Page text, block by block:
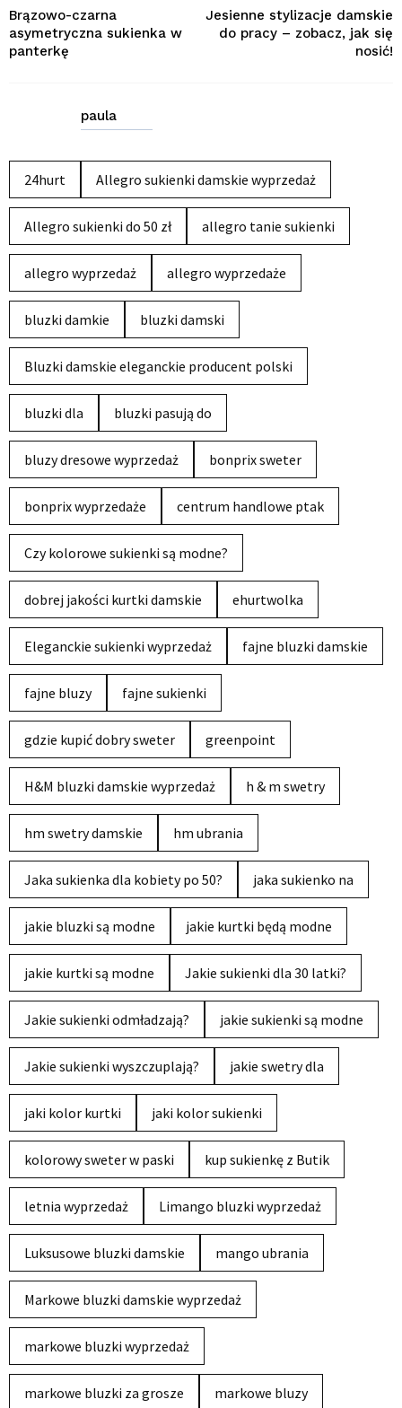
Brązowo-czarna
asymetryczna sukienka w
panterkę
Jesienne stylizacje damskie
do pracy – zobacz, jak się
nosić!
paula
24hurt Allegro sukienki damskie wyprzedaż
Allegro sukienki do 50 zł allegro tanie sukienki
allegro wyprzedaż allegro wyprzedaże
bluzki damkie bluzki damski
Bluzki damskie eleganckie producent polski
bluzki dla bluzki pasują do
bluzy dresowe wyprzedaż bonprix sweter
bonprix wyprzedaże centrum handlowe ptak
Czy kolorowe sukienki są modne?
dobrej jakości kurtki damskie ehurtwolka
Eleganckie sukienki wyprzedaż fajne bluzki damskie
fajne bluzy fajne sukienki
gdzie kupić dobry sweter greenpoint
H&M bluzki damskie wyprzedaż h & m swetry
hm swetry damskie hm ubrania
Jaka sukienka dla kobiety po 50? jaka sukienko na
jakie bluzki są modne jakie kurtki będą modne
jakie kurtki są modne Jakie sukienki dla 30 latki?
Jakie sukienki odmładzają? jakie sukienki są modne
Jakie sukienki wyszczuplają? jakie swetry dla
jaki kolor kurtki jaki kolor sukienki
kolorowy sweter w paski kup sukienkę z Butik
letnia wyprzedaż Limango bluzki wyprzedaż
Luksusowe bluzki damskie mango ubrania
Markowe bluzki damskie wyprzedaż
markowe bluzki wyprzedaż
markowe bluzki za grosze markowe bluzy